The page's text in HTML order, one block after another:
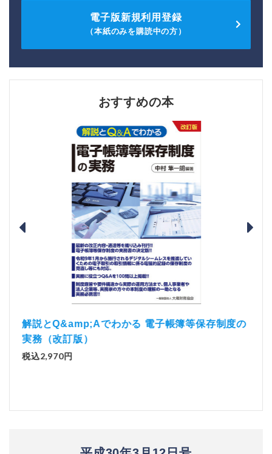
電子版新規利用登録
（本紙のみを購読中の方）
おすすめの本
解説とQ&amp;Aでわかる 電子帳簿等保存制度の
実務（改訂版）
税込2,970円